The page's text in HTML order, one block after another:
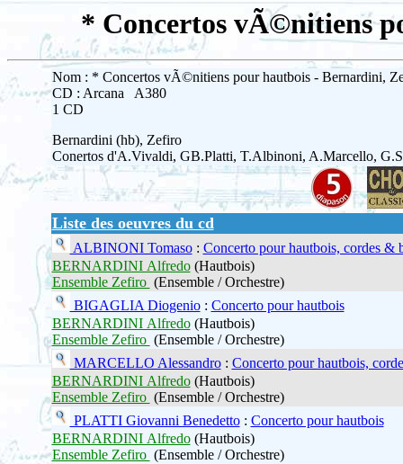
* Concertos vÃ©nitiens
Nom : * Concertos vÃ©nitiens pour hautbois - Bernardini,
CD : Arcana A380
1 CD
Bernardini (hb), Zefiro
Conertos d'A.Vivaldi, GB.Platti, T.Albinoni, A.Marcello,
Liste des oeuvres du cd
ALBINONI Tomaso: Concerto pour hautbois, cordes &
BERNARDINI Alfredo(Hautbois)
Ensemble Zefiro (Ensemble / Orchestre)
BIGAGLIA Diogenio: Concerto pour hautbois
BERNARDINI Alfredo(Hautbois)
Ensemble Zefiro (Ensemble / Orchestre)
MARCELLO Alessandro: Concerto pour hautbois,
BERNARDINI Alfredo(Hautbois)
Ensemble Zefiro (Ensemble / Orchestre)
PLATTI Giovanni Benedetto: Concerto pour hautbois
BERNARDINI Alfredo(Hautbois)
Ensemble Zefiro (Ensemble / Orchestre)